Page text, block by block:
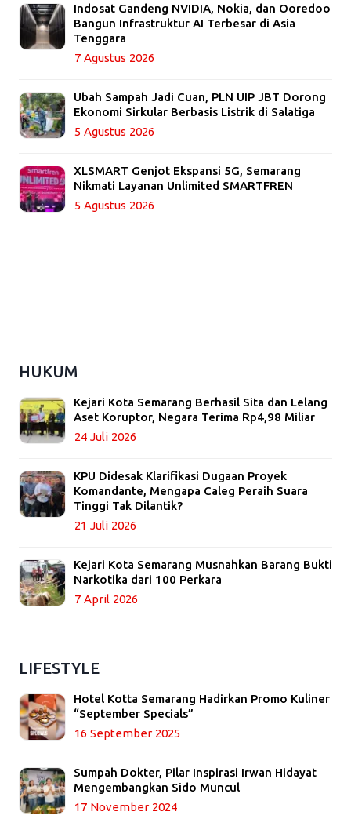
Indosat Gandeng NVIDIA, Nokia, dan Ooredoo
Bangun Infrastruktur AI Terbesar di Asia
Tenggara
7 Agustus 2026
Ubah Sampah Jadi Cuan, PLN UIP JBT Dorong
Ekonomi Sirkular Berbasis Listrik di Salatiga
5 Agustus 2026
XLSMART Genjot Ekspansi 5G, Semarang
Nikmati Layanan Unlimited SMARTFREN
5 Agustus 2026
HUKUM
Kejari Kota Semarang Berhasil Sita dan Lelang
Aset Koruptor, Negara Terima Rp4,98 Miliar
24 Juli 2026
KPU Didesak Klarifikasi Dugaan Proyek
Komandante, Mengapa Caleg Peraih Suara
Tinggi Tak Dilantik?
21 Juli 2026
Kejari Kota Semarang Musnahkan Barang Bukti
Narkotika dari 100 Perkara
7 April 2026
LIFESTYLE
Hotel Kotta Semarang Hadirkan Promo Kuliner
“September Specials”
16 September 2025
Sumpah Dokter, Pilar Inspirasi Irwan Hidayat
Mengembangkan Sido Muncul
17 November 2024